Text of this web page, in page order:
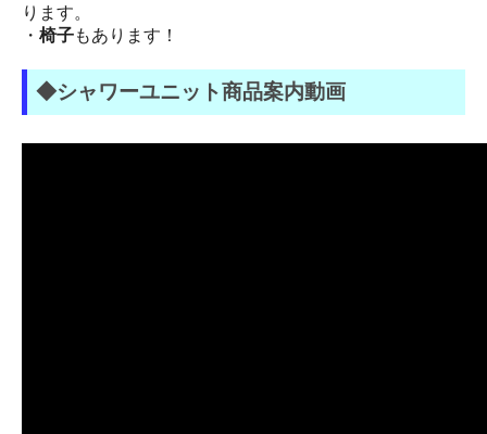
ります。
・ 椅子もあります！
◆シャワーユニット商品案内動画